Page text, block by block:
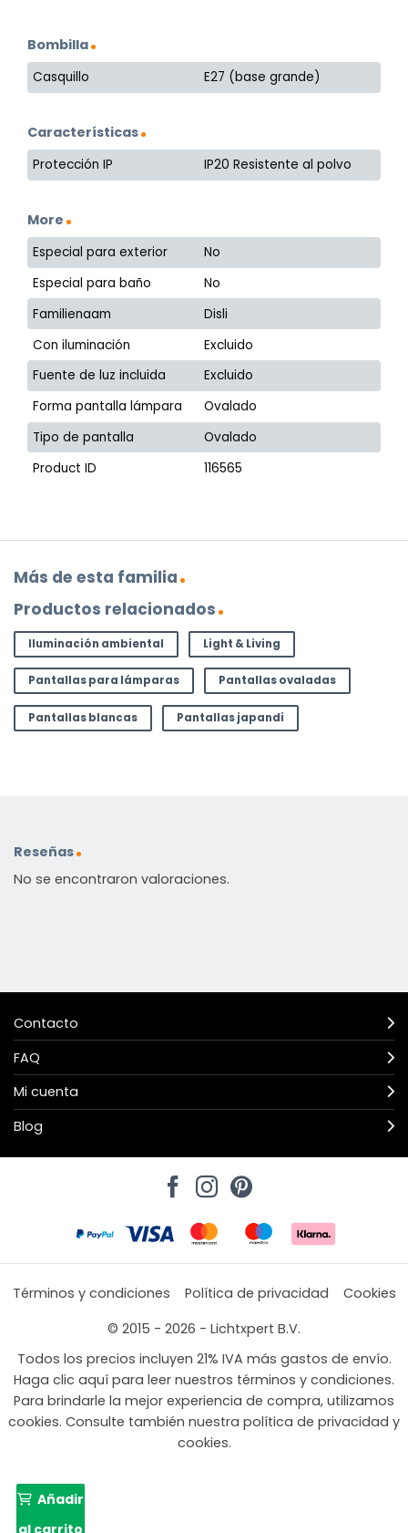
Bombilla
Casquillo E27 (base grande)
Características
Protección IP IP20 Resistente al polvo
More
Especial para exterior
No
Especial para baño
No
Familienaam
Disli
Con iluminación
Excluido
Fuente de luz incluida
Excluido
Forma pantalla lámpara
Ovalado
Tipo de pantalla
Ovalado
Product ID
116565
Más de esta familia
Productos relacionados
Iluminación ambiental Light & Living
Pantallas para lámparas Pantallas ovaladas
Pantallas blancas Pantallas japandi
Reseñas
No se encontraron valoraciones.
Contacto
FAQ
Mi cuenta
Blog
Términos y condiciones Política de privacidad
Cookies
© 2015 - 2026 - Lichtxpert B.V.
Todos los precios incluyen 21% IVA más gastos de envío.
Haga clic aquí para leer nuestros términos y condiciones.
Para brindarle la mejor experiencia de compra, utilizamos
cookies. Consulte también nuestra política de privacidad y
cookies.
Añadir